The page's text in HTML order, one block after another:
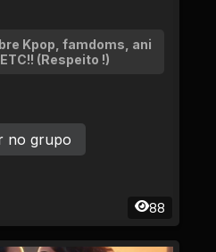
Kpop, famdoms, ani
(Respeito !)
88
no grupo